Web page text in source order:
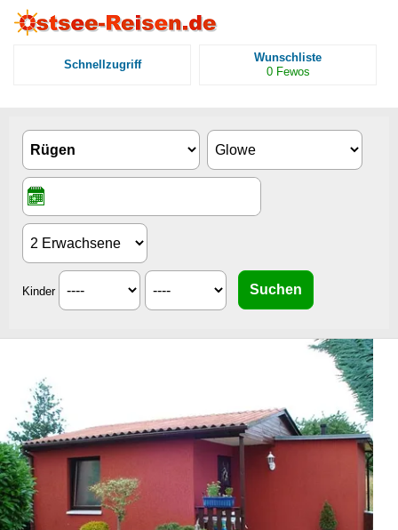
Schnellzugriff
Wunschliste
0 Fewos
Kinder